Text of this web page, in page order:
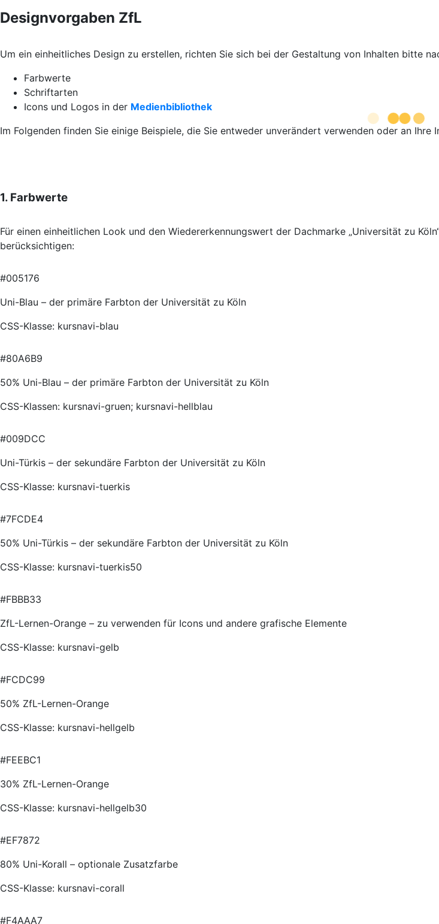
Designvorgaben ZfL
Um ein einheitliches Design zu erstellen, richten Sie sich bei der Gestaltung von Inhalten bitte
Farbwerte
Schriftarten
Icons und Logos in der Medienbibliothek
Im Folgenden finden Sie einige Beispiele, die Sie entweder unverändert verwenden oder an Ihre
1. Farbwerte
Für einen einheitlichen Look und den Wiedererkennungswert der Dachmarke „Universität zu
berücksichtigen:
#005176
Uni-Blau – der primäre Farbton der Universität zu Köln
CSS-Klasse: kursnavi-blau
#80A6B9
50% Uni-Blau – der primäre Farbton der Universität zu Köln
CSS-Klassen: kursnavi-gruen; kursnavi-hellblau
#009DCC
Uni-Türkis – der sekundäre Farbton der Universität zu Köln
CSS-Klasse: kursnavi-tuerkis
#7FCDE4
50% Uni-Türkis – der sekundäre Farbton der Universität zu Köln
CSS-Klasse: kursnavi-tuerkis50
#FBBB33
ZfL-Lernen-Orange – zu verwenden für Icons und andere grafische Elemente
CSS-Klasse: kursnavi-gelb
#FCDC99
50% ZfL-Lernen-Orange
CSS-Klasse: kursnavi-hellgelb
#FEEBC1
30% ZfL-Lernen-Orange
CSS-Klasse: kursnavi-hellgelb30
#EF7872
80% Uni-Korall – optionale Zusatzfarbe
CSS-Klasse: kursnavi-corall
#F4AAA7